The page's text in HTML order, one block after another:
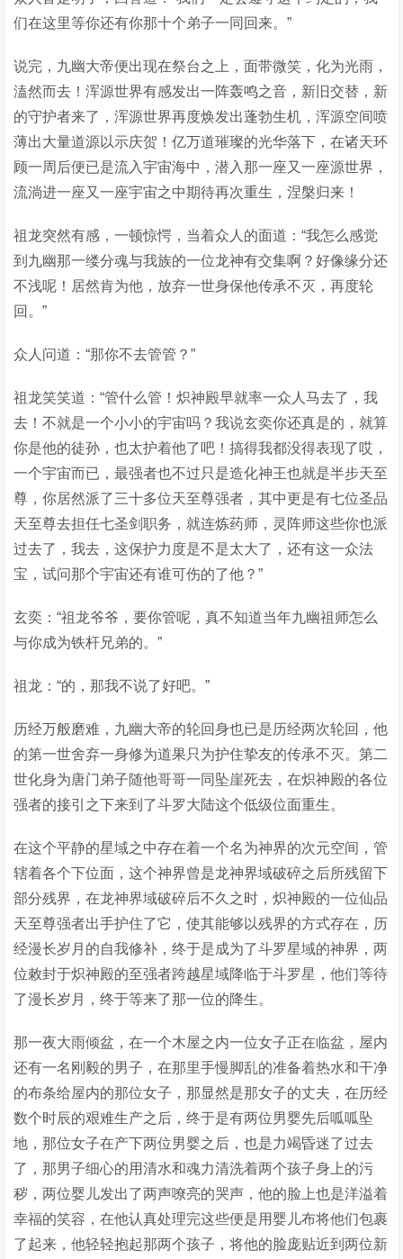
们在这里等你还有你那十个弟子一同回来。”
说完，九幽大帝便出现在祭台之上，面带微笑，化为光雨，
溘然而去！浑源世界有感发出一阵轰鸣之音，新旧交替，新
的守护者来了，浑源世界再度焕发出蓬勃生机，浑源空间喷
薄出大量道源以示庆贺！亿万道璀璨的光华落下，在诸天环
顾一周后便已是流入宇宙海中，潜入那一座又一座源世界，
流淌进一座又一座宇宙之中期待再次重生，涅槃归来！
祖龙突然有感，一顿惊愕，当着众人的面道：“我怎么感觉
到九幽那一缕分魂与我族的一位龙神有交集啊？好像缘分还
不浅呢！居然肯为他，放弃一世身保他传承不灭，再度轮
回。”
众人问道：“那你不去管管？”
祖龙笑笑道：“管什么管！炽神殿早就率一众人马去了，我
去！不就是一个小小的宇宙吗？我说玄奕你还真是的，就算
你是他的徒孙，也太护着他了吧！搞得我都没得表现了哎，
一个宇宙而已，最强者也不过只是造化神王也就是半步天至
尊，你居然派了三十多位天至尊强者，其中更是有七位圣品
天至尊去担任七圣剑职务，就连炼药师，灵阵师这些你也派
过去了，我去，这保护力度是不是太大了，还有这一众法
宝，试问那个宇宙还有谁可伤的了他？”
玄奕：“祖龙爷爷，要你管呢，真不知道当年九幽祖师怎么
与你成为铁杆兄弟的。”
祖龙：“的，那我不说了好吧。”
历经万般磨难，九幽大帝的轮回身也已是历经两次轮回，他
的第一世舍弃一身修为道果只为护住挚友的传承不灭。第二
世化身为唐门弟子随他哥哥一同坠崖死去，在炽神殿的各位
强者的接引之下来到了斗罗大陆这个低级位面重生。
在这个平静的星域之中存在着一个名为神界的次元空间，管
辖着各个下位面，这个神界曾是龙神界域破碎之后所残留下
部分残界，在龙神界域破碎后不久之时，炽神殿的一位仙品
天至尊强者出手护住了它，使其能够以残界的方式存在，历
经漫长岁月的自我修补，终于是成为了斗罗星域的神界，两
位敕封于炽神殿的至强者跨越星域降临于斗罗星，他们等待
了漫长岁月，终于等来了那一位的降生。
那一夜大雨倾盆，在一个木屋之内一位女子正在临盆，屋内
还有一名刚毅的男子，在那里手慢脚乱的准备着热水和干净
的布条给屋内的那位女子，那显然是那女子的丈夫，在历经
数个时辰的艰难生产之后，终于是有两位男婴先后呱呱坠
地，那位女子在产下两位男婴之后，也是力竭昏迷了过去
了，那男子细心的用清水和魂力清洗着两个孩子身上的污
秽，两位婴儿发出了两声嘹亮的哭声，他的脸上也是洋溢着
幸福的笑容，在他认真处理完这些便是用婴儿布将他们包裹
了起来，他轻轻抱起那两个孩子，将他的脸庞贴近到两位新